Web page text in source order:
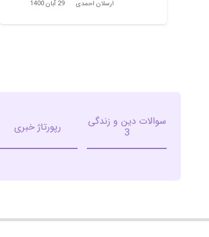
ارسلان احمدی 29 آبان 1400
سوالات دین و زندگی
3
رپورتاژ خبری